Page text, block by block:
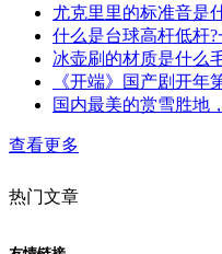
尤克里里的标准音是
什么是台球高杆低杆
冰壶刷的材质是什么
《开端》国产剧开年
国内最美的赏雪胜地
查看更多
热门文章